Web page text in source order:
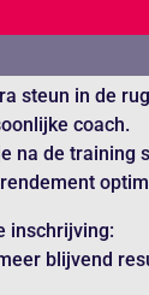
steun in de
coach.
na de training
inschrijving:
blijvend